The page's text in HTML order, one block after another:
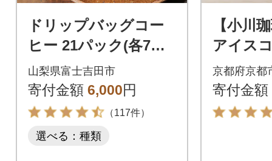
ドリップバッグコー
ヒー 21パック(各7パ
ック×3種) 飲み比べ珈
琲セット 富士山麓ぶ
れんど
山梨県富士吉田市
寄付金額 6,000円
（117件）
選べる：種類
【小川
アイス
1000ml
琲ブラ
気
京都府京都
寄付金額